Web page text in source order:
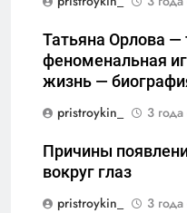
Татьяна Орлова —
феноменальная
жизнь —
pristroykin_
3 года
Причины
вокруг глаз
pristroykin_
3 года